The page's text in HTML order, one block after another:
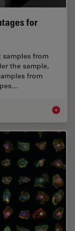
for
from
the sample,
from
Five